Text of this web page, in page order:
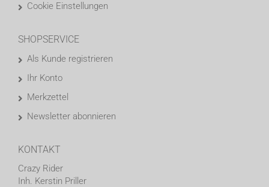
Cookie Einstellungen
SHOPSERVICE
Als Kunde registrieren
Ihr Konto
Merkzettel
Newsletter abonnieren
KONTAKT
Crazy Rider
Inh. Kerstin Priller